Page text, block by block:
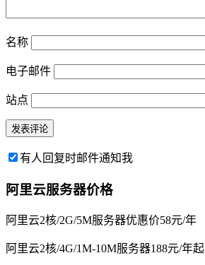
名称
电子邮件
站点
有人回复时邮件通知我
阿里云服务器价格
阿里云2核/2G/5M服务器优惠价58元/年
阿里云2核/4G/1M-10M服务器188元/年起